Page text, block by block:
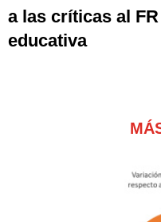
a las críticas al
educativa